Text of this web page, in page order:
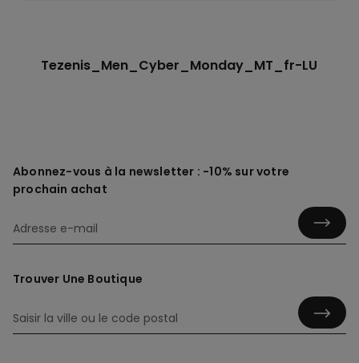
Tezenis_Men_Cyber_Monday_MT_fr-LU
Abonnez-vous à la newsletter : -10% sur votre
prochain achat
Trouver Une Boutique